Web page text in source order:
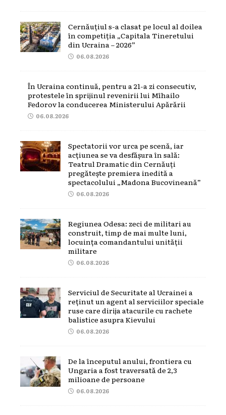
Cernăuțiul s-a clasat pe locul al doilea
în competiția „Capitala Tineretului
din Ucraina – 2026”
06.08.2026
În Ucraina continuă, pentru a 21-a zi consecutiv,
protestele în sprijinul revenirii lui Mîhailo
Fedorov la conducerea Ministerului Apărării
06.08.2026
Spectatorii vor urca pe scenă, iar
acțiunea se va desfășura în sală:
Teatrul Dramatic din Cernăuți
pregătește premiera inedită a
spectacolului „Madona Bucovineană”
06.08.2026
Regiunea Odesa: zeci de militari au
construit, timp de mai multe luni,
locuința comandantului unității
militare
06.08.2026
Serviciul de Securitate al Ucrainei a
reținut un agent al serviciilor speciale
ruse care dirija atacurile cu rachete
balistice asupra Kievului
06.08.2026
De la începutul anului, frontiera cu
Ungaria a fost traversată de 2,3
milioane de persoane
06.08.2026